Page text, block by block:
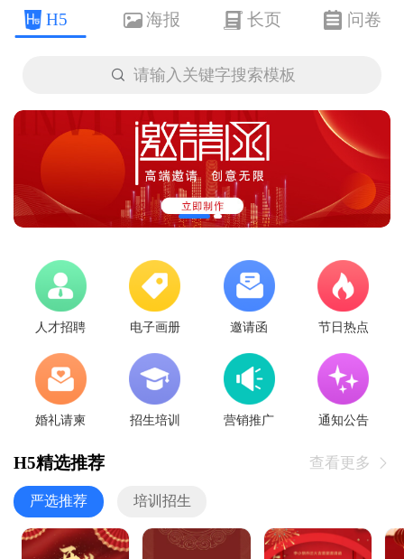
H5 海报 长页 问卷
 请输入关键字搜索模板
人才招聘 电子画册 邀请函 节日热点
婚礼请柬 招生培训 营销推广 通知公告
H5精选推荐 查看更多 
严选推荐 培训招生